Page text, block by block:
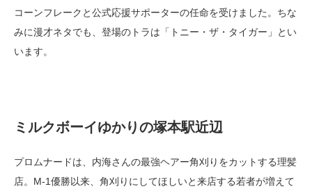
コーンフレークと公式応援サポーターの任命を受けました。ちな
みに漫才ネタでも、登場のトラは「トニー・ザ・タイガー」とい
います。
ミルクボーイゆかりの塚本駅近辺
プロムナードは、内海さんの最強ヘアー角刈りをカットする理髪
店。M-1優勝以来、角刈りにしてほしいと来店する若者が増えて